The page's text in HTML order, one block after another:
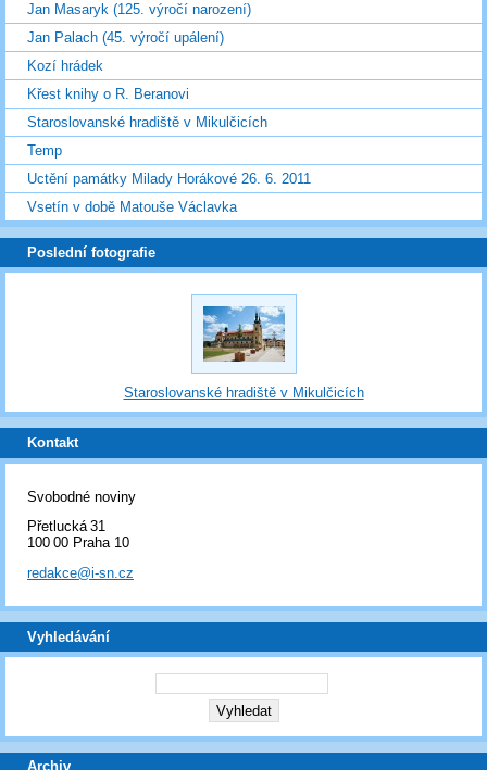
Jan Masaryk (125. výročí narození)
Jan Palach (45. výročí upálení)
Kozí hrádek
Křest knihy o R. Beranovi
Staroslovanské hradiště v Mikulčicích
Temp
Uctění památky Milady Horákové 26. 6. 2011
Vsetín v době Matouše Václavka
Poslední fotografie
Staroslovanské hradiště v Mikulčicích
Kontakt
Svobodné noviny
Přetlucká 31
100 00 Praha 10
redakce@i-sn.cz
Vyhledávání
Archiv